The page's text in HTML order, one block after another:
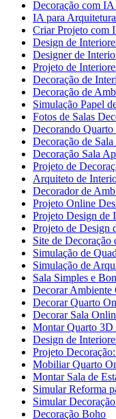
Decoração com
IA para
Criar Projeto com
Design de
Designer de
Projeto de
Decoração de
Decoração de
Simulação Papel
Fotos de Salas
Decorando Quarto
Decoração de
Decoração Sala
Projeto de
Arquiteto de
Decorador de
Projeto Online
Projeto Design de
Projeto de Design
Site de Decoração
Simulação de
Simulação de
Sala Simples e
Decorar Ambiente
Decorar Quarto
Decorar Sala
Montar Quarto
Design de
Projeto
Mobiliar Quarto
Montar Sala de
Simular Reforma
Simular
Decoração Boho